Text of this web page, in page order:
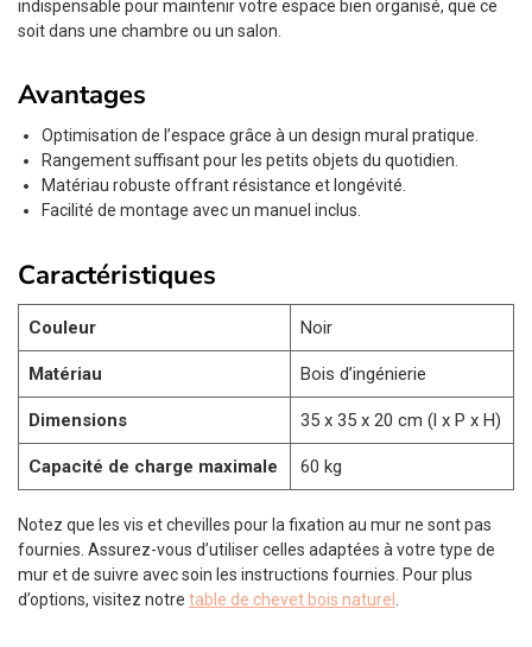
indispensable pour maintenir votre espace bien organisé, que ce
soit dans une chambre ou un salon.
Avantages
Optimisation de l’espace grâce à un design mural pratique.
Rangement suffisant pour les petits objets du quotidien.
Matériau robuste offrant résistance et longévité.
Facilité de montage avec un manuel inclus.
Caractéristiques
Couleur Noir
Matériau Bois d’ingénierie
Dimensions 35 x 35 x 20 cm (l x P x H)
Capacité de charge maximale 60 kg
Notez que les vis et chevilles pour la fixation au mur ne sont pas
fournies. Assurez-vous d’utiliser celles adaptées à votre type de
mur et de suivre avec soin les instructions fournies. Pour plus
d’options, visitez notre table de chevet bois naturel